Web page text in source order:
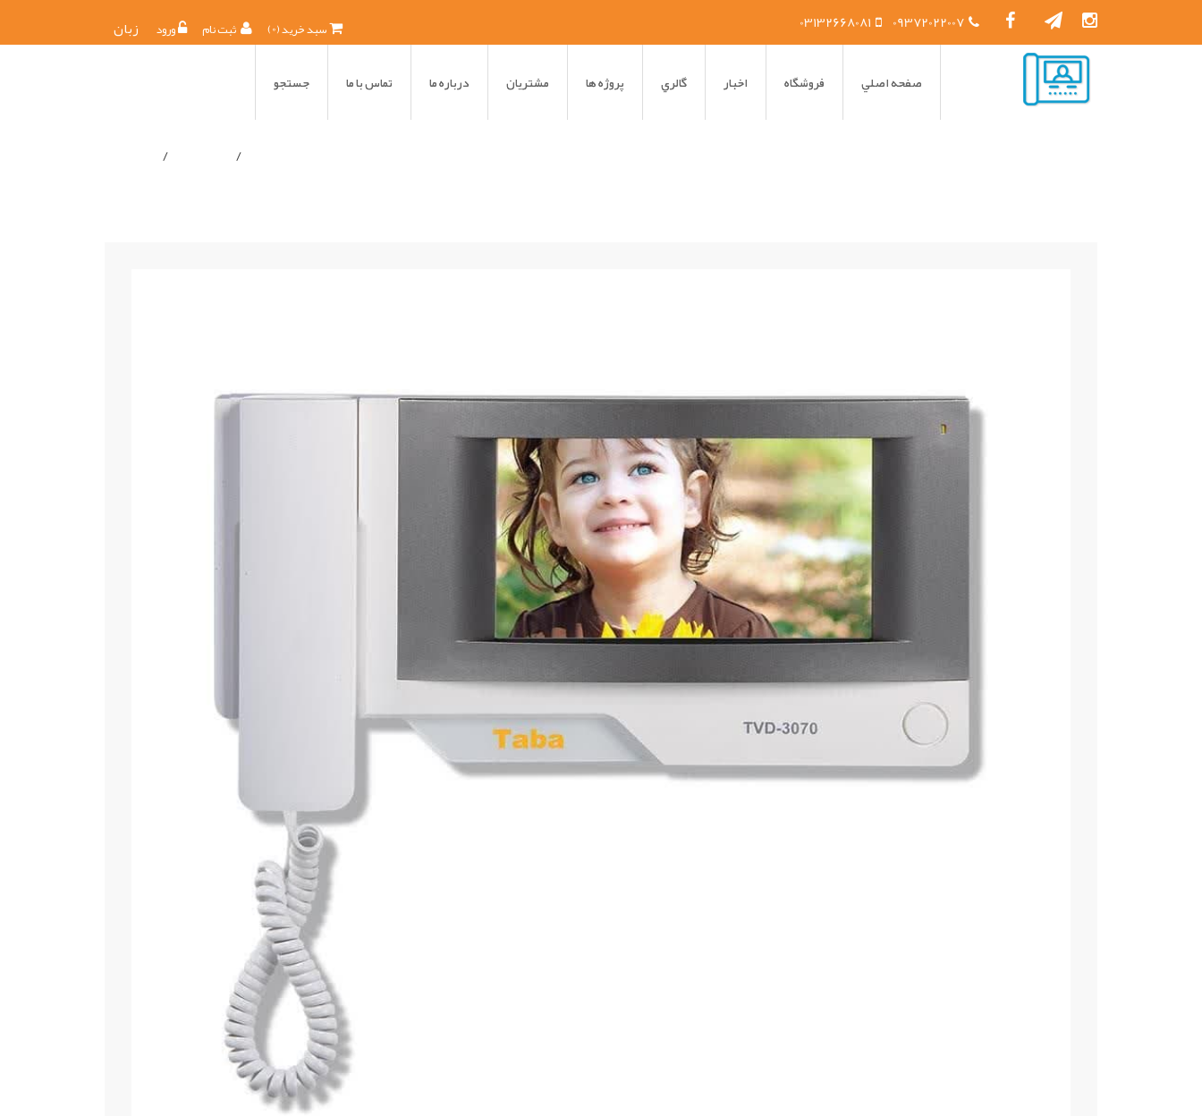
زبان ورود ثبت نام (0 ) سبد خرید 03132668081 09372022007
صفحه اصلي فروشگاه اخبار گالري پروژه ها مشتريان درباره ما تماس با ما جستجو